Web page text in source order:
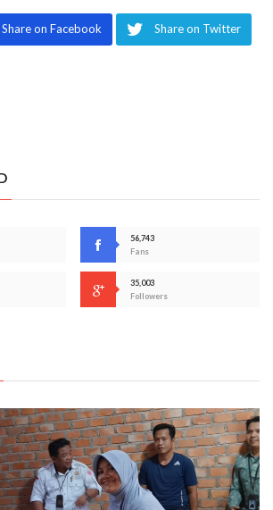
Share on Facebook Share on Twitter
56,743
Fans
35,003
Followers